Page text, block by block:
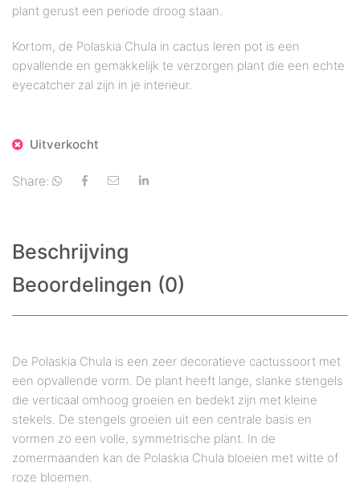
plant gerust een periode droog staan.
Kortom, de Polaskia Chula in cactus leren pot is een
opvallende en gemakkelijk te verzorgen plant die een echte
eyecatcher zal zijn in je interieur.
Uitverkocht
Share:
Beschrijving
Beoordelingen (0)
De Polaskia Chula is een zeer decoratieve cactussoort met
een opvallende vorm. De plant heeft lange, slanke stengels
die verticaal omhoog groeien en bedekt zijn met kleine
stekels. De stengels groeien uit een centrale basis en
vormen zo een volle, symmetrische plant. In de
zomermaanden kan de Polaskia Chula bloeien met witte of
roze bloemen.